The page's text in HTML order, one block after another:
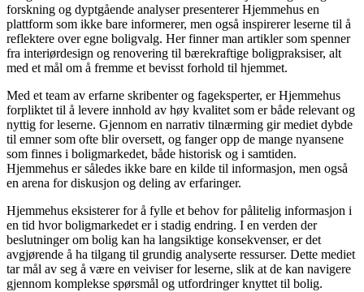
forskning og dyptgående analyser presenterer Hjemmehus en
plattform som ikke bare informerer, men også inspirerer leserne til å
reflektere over egne boligvalg. Her finner man artikler som spenner
fra interiørdesign og renovering til bærekraftige boligpraksiser, alt
med et mål om å fremme et bevisst forhold til hjemmet.
Med et team av erfarne skribenter og fageksperter, er Hjemmehus
forpliktet til å levere innhold av høy kvalitet som er både relevant og
nyttig for leserne. Gjennom en narrativ tilnærming gir mediet dybde
til emner som ofte blir oversett, og fanger opp de mange nyansene
som finnes i boligmarkedet, både historisk og i samtiden.
Hjemmehus er således ikke bare en kilde til informasjon, men også
en arena for diskusjon og deling av erfaringer.
Hjemmehus eksisterer for å fylle et behov for pålitelig informasjon i
en tid hvor boligmarkedet er i stadig endring. I en verden der
beslutninger om bolig kan ha langsiktige konsekvenser, er det
avgjørende å ha tilgang til grundig analyserte ressurser. Dette mediet
tar mål av seg å være en veiviser for leserne, slik at de kan navigere
gjennom komplekse spørsmål og utfordringer knyttet til bolig.